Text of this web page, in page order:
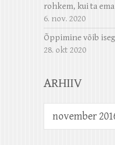
rohkem, kui ta
6. nov. 2020
Õppimine võib
28. okt 2020
ARHIIV